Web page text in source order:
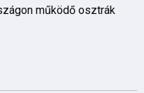
működő osztrák